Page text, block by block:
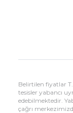
Belirtilen fiyatlar
tesisler yabancı
edebilmektedir.
çağrı